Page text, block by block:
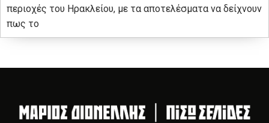
περιοχές του Ηρακλείου, με τα αποτελέσματα να δείχνουν
πως το